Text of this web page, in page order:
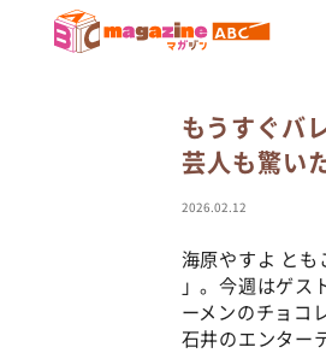
新着 インタ
もうすぐバ
芸人も驚い
2026.02.12
海原やすよ とも
」。今週はゲス
ーメンのチョコ
石井のエンター